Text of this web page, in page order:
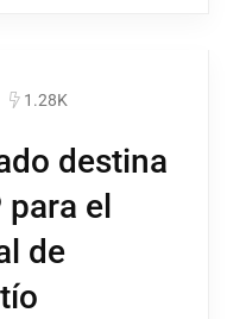
1.28K
destina
el
de